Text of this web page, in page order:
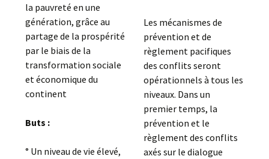
la pauvreté en une
génération, grâce au
partage de la prospérité
par le biais de la
transformation sociale
et économique du
continent
Buts :
° Un niveau de vie élevé,
Les mécanismes de
prévention et de
règlement pacifiques
des conflits seront
opérationnels à tous les
niveaux. Dans un
premier temps, la
prévention et le
règlement des conflits
axés sur le dialogue